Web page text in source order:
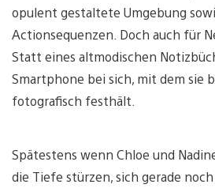
opulent gestaltete Umgebung
Actionsequenzen. Doch auch für
Statt eines altmodischen
Smartphone bei sich, mit dem sie
fotografisch festhält.
Spätestens wenn Chloe und
die Tiefe stürzen, sich gerade